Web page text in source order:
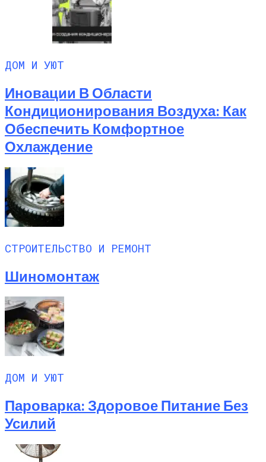
ДОМ И УЮТ
Иновации В Области
Кондиционирования Воздуха: Как
Обеспечить Комфортное
Охлаждение
СТРОИТЕЛЬСТВО И РЕМОНТ
Шиномонтаж
ДОМ И УЮТ
Пароварка: Здоровое Питание Без
Усилий